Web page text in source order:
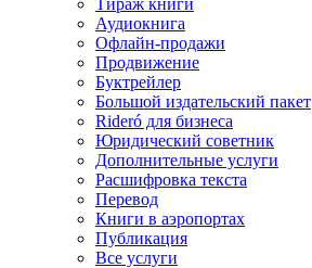
Тираж книги
Аудиокнига
Офлайн-продажи
Продвижение
Буктрейлер
Большой издательский пакет
Rideró для бизнеса
Юридический советник
Дополнительные услуги
Расшифровка текста
Перевод
Книги в аэропортах
Публикация
Все услуги